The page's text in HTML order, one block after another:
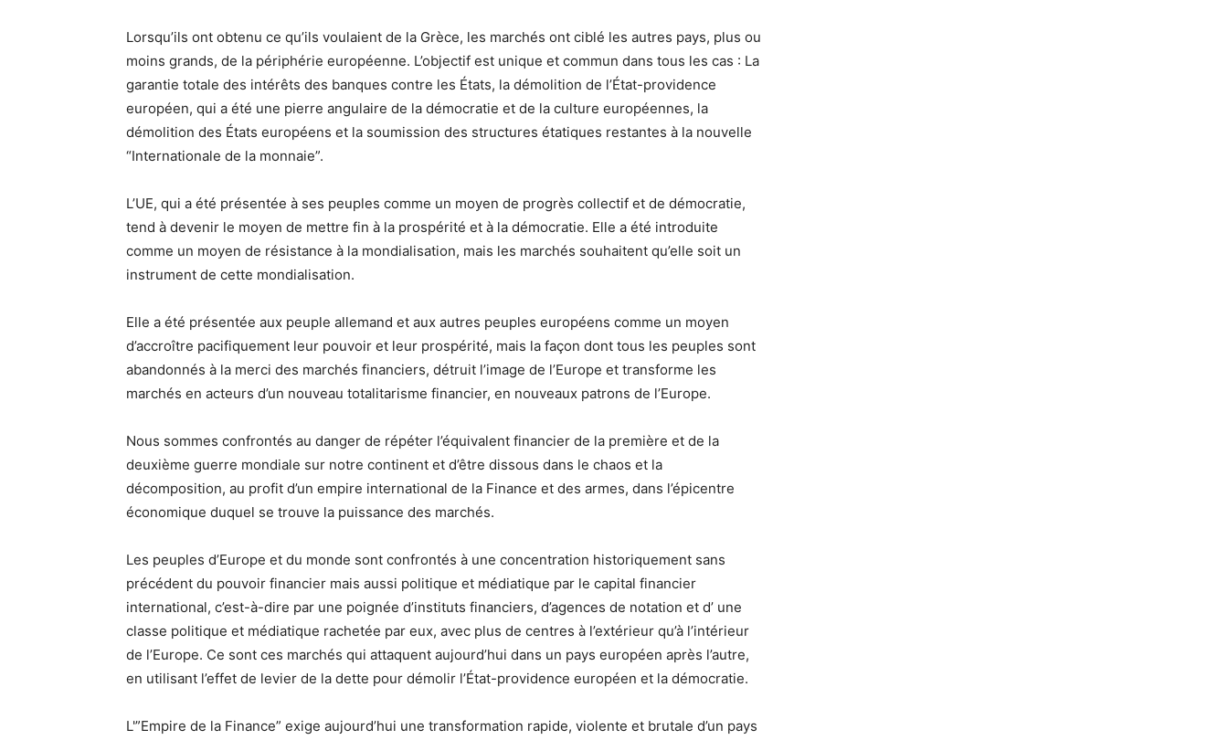
Lorsqu’ils ont obtenu ce qu’ils voulaient de la Grèce, les marchés ont ciblé les autres pays, plus ou
moins grands, de la périphérie européenne. L’objectif est unique et commun dans tous les cas : La
garantie totale des intérêts des banques contre les États, la démolition de l’État-providence
européen, qui a été une pierre angulaire de la démocratie et de la culture européennes, la
démolition des États européens et la soumission des structures étatiques restantes à la nouvelle
“Internationale de la monnaie”.
L’UE, qui a été présentée à ses peuples comme un moyen de progrès collectif et de démocratie,
tend à devenir le moyen de mettre fin à la prospérité et à la démocratie. Elle a été introduite
comme un moyen de résistance à la mondialisation, mais les marchés souhaitent qu’elle soit un
instrument de cette mondialisation.
Elle a été présentée aux peuple allemand et aux autres peuples européens comme un moyen
d’accroître pacifiquement leur pouvoir et leur prospérité, mais la façon dont tous les peuples sont
abandonnés à la merci des marchés financiers, détruit l’image de l’Europe et transforme les
marchés en acteurs d’un nouveau totalitarisme financier, en nouveaux patrons de l’Europe.
Nous sommes confrontés au danger de répéter l’équivalent financier de la première et de la
deuxième guerre mondiale sur notre continent et d’être dissous dans le chaos et la
décomposition, au profit d’un empire international de la Finance et des armes, dans l’épicentre
économique duquel se trouve la puissance des marchés.
Les peuples d’Europe et du monde sont confrontés à une concentration historiquement sans
précédent du pouvoir financier mais aussi politique et médiatique par le capital financier
international, c’est-à-dire par une poignée d’instituts financiers, d’agences de notation et d’ une
classe politique et médiatique rachetée par eux, avec plus de centres à l’extérieur qu’à l’intérieur
de l’Europe. Ce sont ces marchés qui attaquent aujourd’hui dans un pays européen après l’autre,
en utilisant l’effet de levier de la dette pour démolir l’État-providence européen et la démocratie.
L'”Empire de la Finance” exige aujourd’hui une transformation rapide, violente et brutale d’un pays